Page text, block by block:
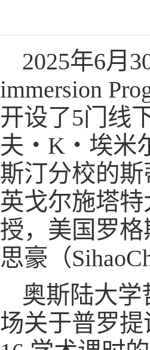
2025年6月
immersion
开设了5门线
夫・K・埃米
斯汀分校的斯
英戈尔施塔特
授，美国罗格
思豪（
奥斯陆大学
场关于普罗